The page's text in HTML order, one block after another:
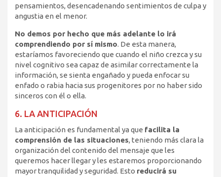
pensamientos, desencadenando sentimientos de culpa y
angustia en el menor.
No demos por hecho que más adelante lo irá
comprendiendo por sí mismo. De esta manera,
estaríamos favoreciendo que cuando el niño crezca y su
nivel cognitivo sea capaz de asimilar correctamente la
información, se sienta engañado y pueda enfocar su
enfado o rabia hacia sus progenitores por no haber sido
sinceros con él o ella.
6. LA ANTICIPACIÓN
La anticipación es fundamental ya que facilita la
comprensión de las situaciones, teniendo más clara la
organización del contenido del mensaje que les
queremos hacer llegar y les estaremos proporcionando
mayor tranquilidad y seguridad. Esto reducirá su